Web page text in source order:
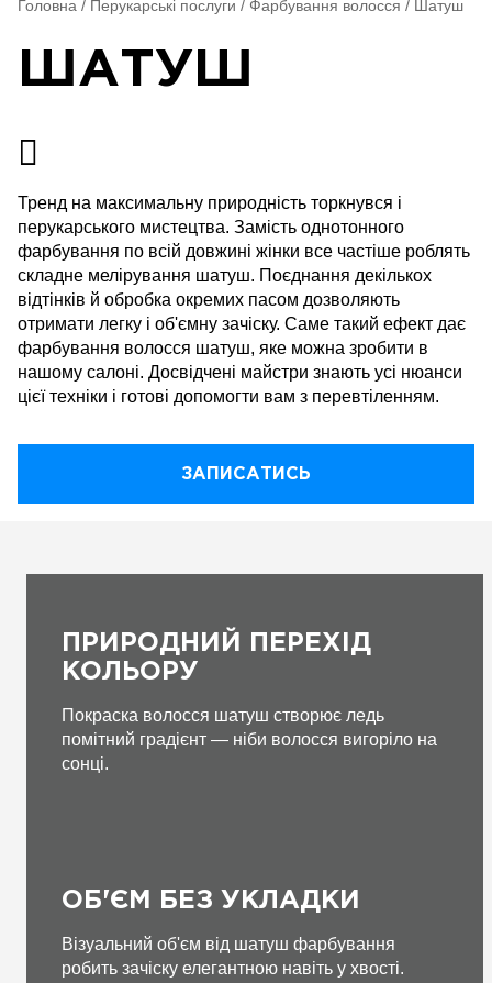
Головна / Перукарські послуги / Фарбування волосся / Шатуш
ШАТУШ
Тренд на максимальну природність торкнувся і
перукарського мистецтва. Замість однотонного
фарбування по всій довжині жінки все частіше роблять
складне мелірування шатуш. Поєднання декількох
відтінків й обробка окремих пасом дозволяють
отримати легку і об'ємну зачіску. Саме такий ефект дає
фарбування волосся шатуш, яке можна зробити в
нашому салоні. Досвідчені майстри знають усі нюанси
цієї техніки і готові допомогти вам з перевтіленням.
ЗАПИСАТИСЬ
ПРИРОДНИЙ ПЕРЕХІД
КОЛЬОРУ
Покраска волосся шатуш створює ледь
помітний градієнт — ніби волосся вигоріло на
сонці.
ОБ'ЄМ БЕЗ УКЛАДКИ
Візуальний об'єм від шатуш фарбування
робить зачіску елегантною навіть у хвості.